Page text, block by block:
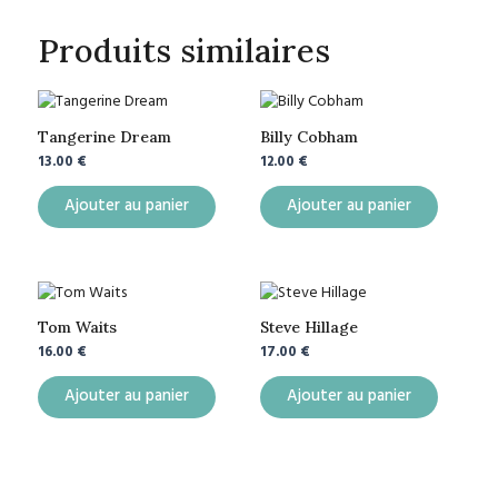
Produits similaires
Tangerine Dream
13.00 €
Ajouter au panier
Billy Cobham
12.00 €
Ajouter au panier
Tom Waits
16.00 €
Ajouter au panier
Steve Hillage
17.00 €
Ajouter au panier